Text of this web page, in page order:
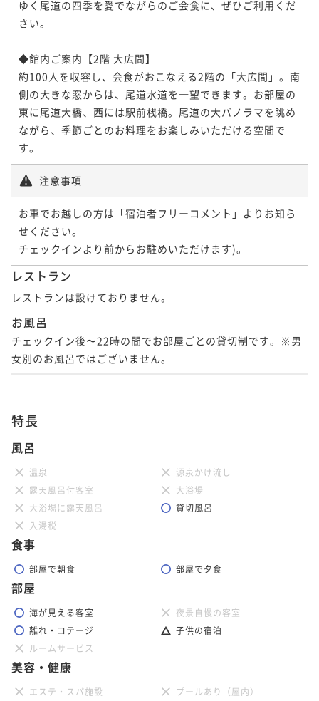
ゆく尾道の四季を愛でながらのご会食に、ぜひご利用くだ
さい。
◆館内ご案内【2階 大広間】
約100人を収容し、会食がおこなえる2階の「大広間」。南
側の大きな窓からは、尾道水道を一望できます。お部屋の
東に尾道大橋、西には駅前桟橋。尾道の大パノラマを眺め
ながら、季節ごとのお料理をお楽しみいただける空間で
注意事項
お車でお越しの方は「宿泊者フリーコメント」よりお知ら
せください。
チェックインより前からお駐めいただけます)。
レストラン
レストランは設けておりません。
お風呂
チェックイン後〜22時の間でお部屋ごとの貸切制です。※男
女別のお風呂ではございません。
特長
風呂
温泉
源泉かけ流し
露天風呂付客室
大浴場
大浴場に露天風呂
貸切風呂
入湯税
食事
部屋で朝食 部屋で夕食
部屋
海が見える客室
夜景自慢の客室
離れ・コテージ
子供の宿泊
ルームサービス
美容・健康
エステ・スパ施設
プールあり（屋内）